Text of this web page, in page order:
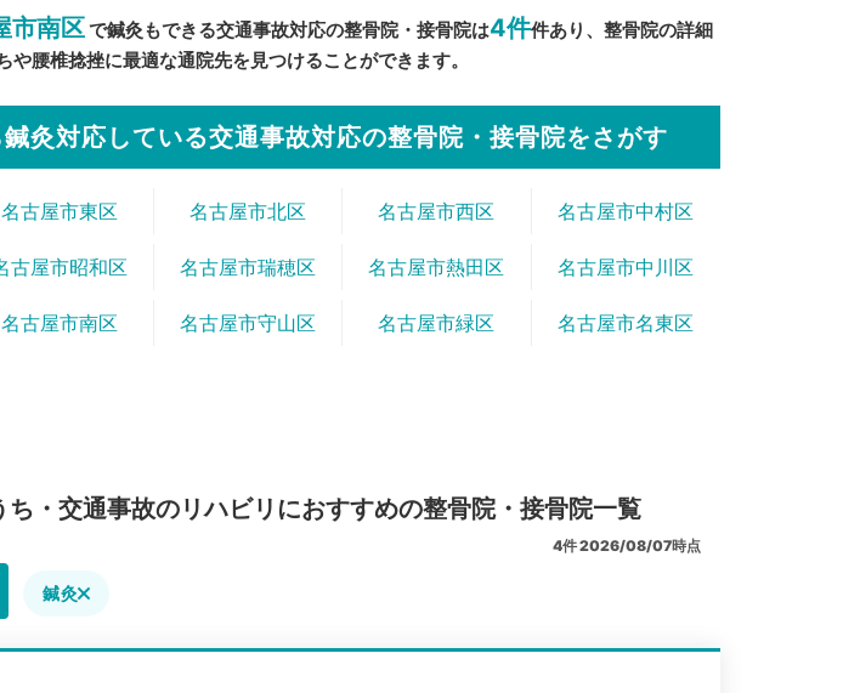
市南区で鍼灸もできる交通事故対応の整骨院・接骨院は4件件あり、整骨院の詳細
や腰椎捻挫に最適な通院先を見つけることができます。
鍼灸対応している交通事故対応の整骨院・接骨院をさがす
名古屋市東区 名古屋市北区 名古屋市西区 名古屋市中村区
古屋市昭和区 名古屋市瑞穂区 名古屋市熱田区 名古屋市中川区
名古屋市南区 名古屋市守山区 名古屋市緑区 名古屋市名東区
ち・交通事故のリハビリにおすすめの整骨院・接骨院一覧
4件2026/08/07時点
鍼灸